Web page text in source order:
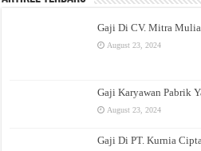
Gaji Di CV. Mitra
August 23, 2024
Gaji Karyawan Pabrik
August 23, 2024
Gaji Di PT. Kurnia